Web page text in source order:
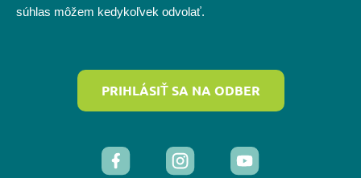
súhlas môžem kedykoľvek odvolať.
PRIHLÁSIŤ SA NA ODBER